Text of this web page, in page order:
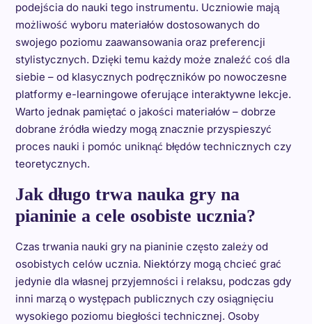
podejścia do nauki tego instrumentu. Uczniowie mają
możliwość wyboru materiałów dostosowanych do
swojego poziomu zaawansowania oraz preferencji
stylistycznych. Dzięki temu każdy może znaleźć coś dla
siebie – od klasycznych podręczników po nowoczesne
platformy e-learningowe oferujące interaktywne lekcje.
Warto jednak pamiętać o jakości materiałów – dobrze
dobrane źródła wiedzy mogą znacznie przyspieszyć
proces nauki i pomóc uniknąć błędów technicznych czy
teoretycznych.
Jak długo trwa nauka gry na
pianinie a cele osobiste ucznia?
Czas trwania nauki gry na pianinie często zależy od
osobistych celów ucznia. Niektórzy mogą chcieć grać
jedynie dla własnej przyjemności i relaksu, podczas gdy
inni marzą o występach publicznych czy osiągnięciu
wysokiego poziomu biegłości technicznej. Osoby